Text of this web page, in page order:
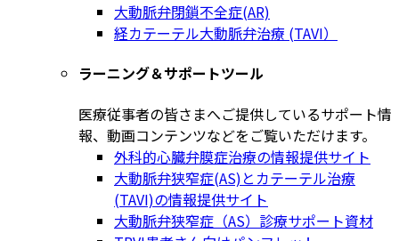
大動脈弁閉鎖不全症(AR)
経カテーテル大動脈弁治療 (TAVI）
ラーニング＆サポートツール
医療従事者の皆さまへご提供しているサポート情
報、動画コンテンツなどをご覧いただけます。
外科的心臓弁膜症治療の情報提供サイト
大動脈弁狭窄症(AS)とカテーテル治療
(TAVI)の情報提供サイト
大動脈弁狭窄症（AS）診療サポート資材